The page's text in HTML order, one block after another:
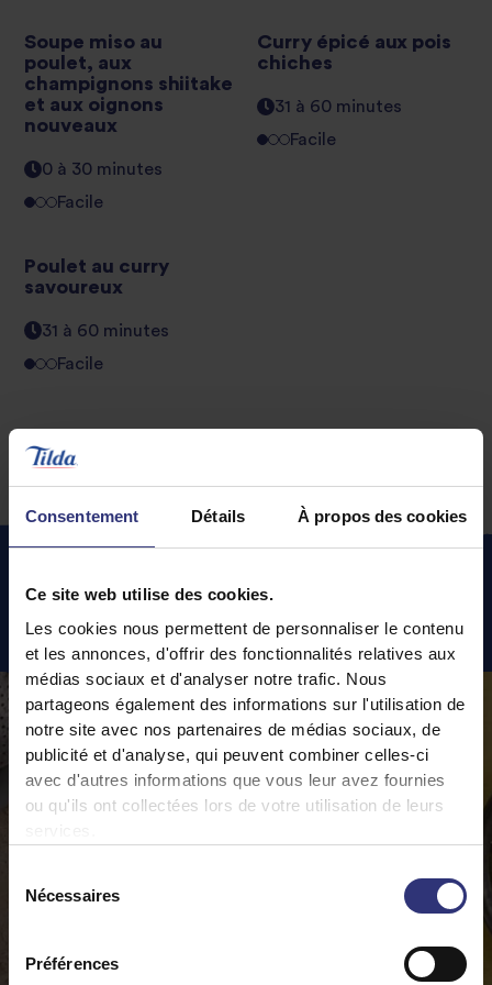
Consentement Détails À propos des cookies
Ce site web utilise des cookies.
Les cookies nous permettent de personnaliser le contenu
et les annonces, d'offrir des fonctionnalités relatives aux
médias sociaux et d'analyser notre trafic. Nous
partageons également des informations sur l'utilisation de
notre site avec nos partenaires de médias sociaux, de
publicité et d'analyse, qui peuvent combiner celles-ci
avec d'autres informations que vous leur avez fournies
ou qu'ils ont collectées lors de votre utilisation de leurs
Nécessaires
Préférences
Soupe miso au
poulet, aux
champignons shiitake
et aux oignons
nouveaux
0 à 30 minutes
Facile
Curry épicé aux pois
chiches
31 à 60 minutes
Facile
Poulet au curry
savoureux
31 à 60 minutes
Facile
Recettesphares